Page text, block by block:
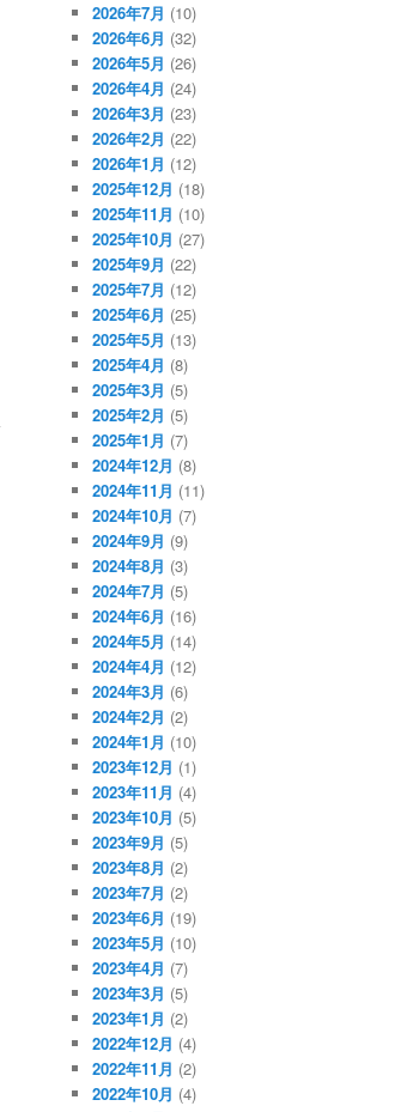
2026年7月 (10)
2026年6月 (32)
2026年5月 (26)
2026年4月 (24)
2026年3月 (23)
2026年2月 (22)
2026年1月 (12)
2025年12月 (18)
2025年11月 (10)
2025年10月 (27)
2025年9月 (22)
2025年7月 (12)
2025年6月 (25)
2025年5月 (13)
2025年4月 (8)
2025年3月 (5)
2025年2月 (5)
2025年1月 (7)
2024年12月 (8)
2024年11月 (11)
2024年10月 (7)
2024年9月 (9)
2024年8月 (3)
2024年7月 (5)
2024年6月 (16)
2024年5月 (14)
2024年4月 (12)
2024年3月 (6)
2024年2月 (2)
2024年1月 (10)
2023年12月 (1)
2023年11月 (4)
2023年10月 (5)
2023年9月 (5)
2023年8月 (2)
2023年7月 (2)
2023年6月 (19)
2023年5月 (10)
2023年4月 (7)
2023年3月 (5)
2023年1月 (2)
2022年12月 (4)
2022年11月 (2)
2022年10月 (4)